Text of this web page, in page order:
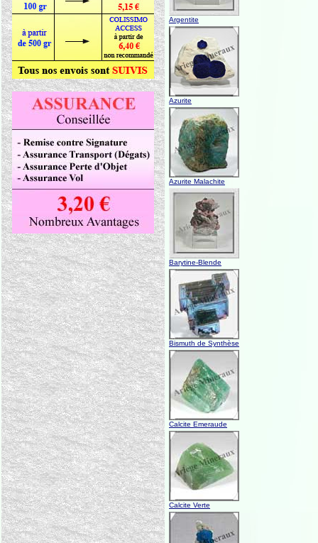
Argentite
Azurite
Azurite Malachite
Barytine-Blende
Bismuth de Synthèse
Calcite Emeraude
Calcite Verte